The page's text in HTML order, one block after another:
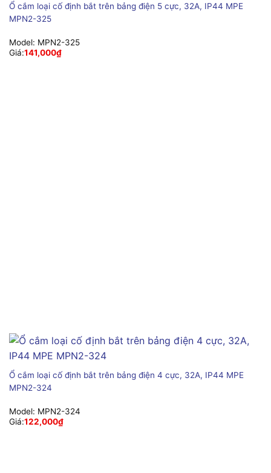
Ổ cắm loại cố định bắt trên bảng điện 5 cực, 32A, IP44 MPE
MPN2-325
Model: MPN2-325
Giá:141,000₫
Ổ cắm loại cố định bắt trên bảng điện 4 cực, 32A, IP44 MPE
MPN2-324
Model: MPN2-324
Giá:122,000₫